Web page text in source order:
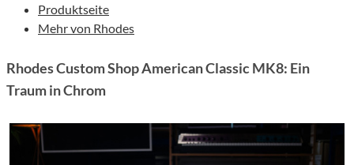
Produktseite
Mehr von Rhodes
Rhodes Custom Shop American Classic MK8: Ein
Traum in Chrom